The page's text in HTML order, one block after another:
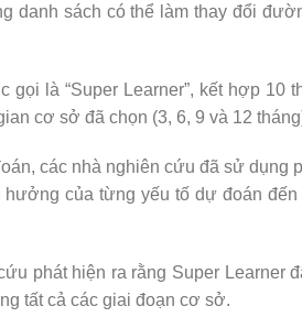
danh sách có thể làm thay đổi
gọi là “Super Learner”, kết hợp
cơ sở đã chọn (3, 6, 9 và 12
các nhà nghiên cứu đã sử dụng
của từng yếu tố dự đoán
phát hiện ra rằng Super Learner
tất cả các giai đoạn cơ sở.